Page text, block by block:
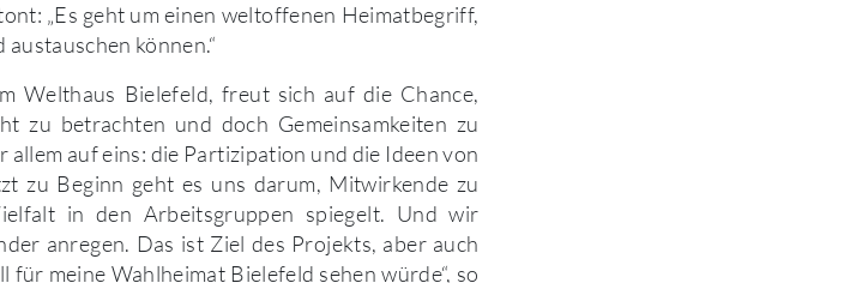
„Es geht um einen weltoffenen Heimatbegriff,
können.“
Welthaus Bielefeld, freut sich auf die Chance,
zu betrachten und doch Gemeinsamkeiten zu
auf eins: die Partizipation und die Ideen von
zu Beginn geht es uns darum, Mitwirkende zu
in den Arbeitsgruppen spiegelt. Und wir
anregen. Das ist Ziel des Projekts, aber auch
meine Wahlheimat Bielefeld sehen würde“, so